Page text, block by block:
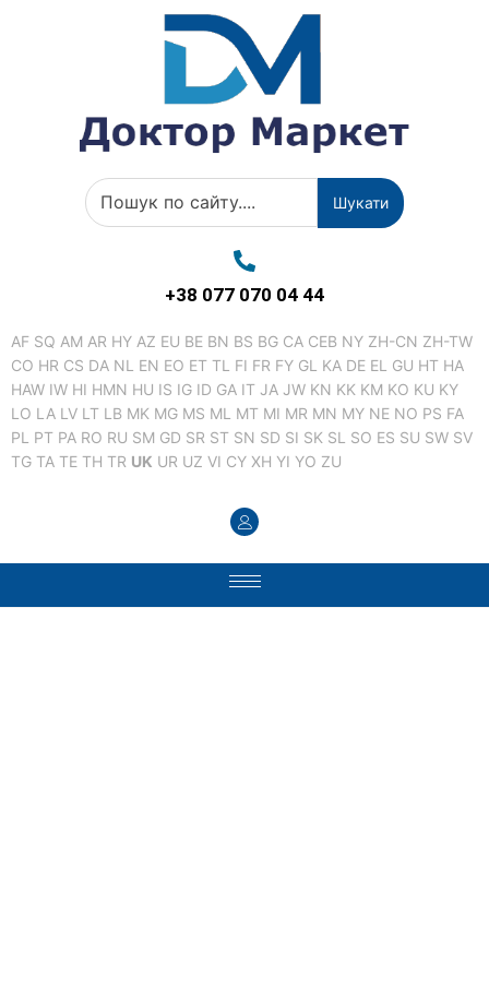
Шукати
+38 077 070 04 44
AF SQ AM AR HY AZ EU BE BN BS BG CA CEB NY ZH-CN ZH-TW
CO HR CS DA NL EN EO ET TL FI FR FY GL KA DE EL GU HT HA
HAW IW HI HMN HU IS IG ID GA IT JA JW KN KK KM KO KU KY
LO LA LV LT LB MK MG MS ML MT MI MR MN MY NE NO PS FA
PL PT PA RO RU SM GD SR ST SN SD SI SK SL SO ES SU SW SV
TG TA TE TH TR UK UR UZ VI CY XH YI YO ZU